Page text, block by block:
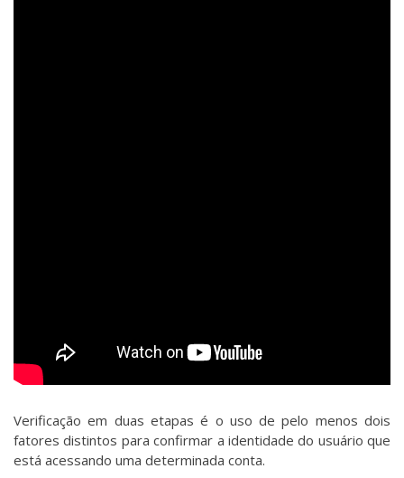
Verificação em duas etapas é o uso de pelo menos dois
fatores distintos para confirmar a identidade do usuário que
está acessando uma determinada conta.